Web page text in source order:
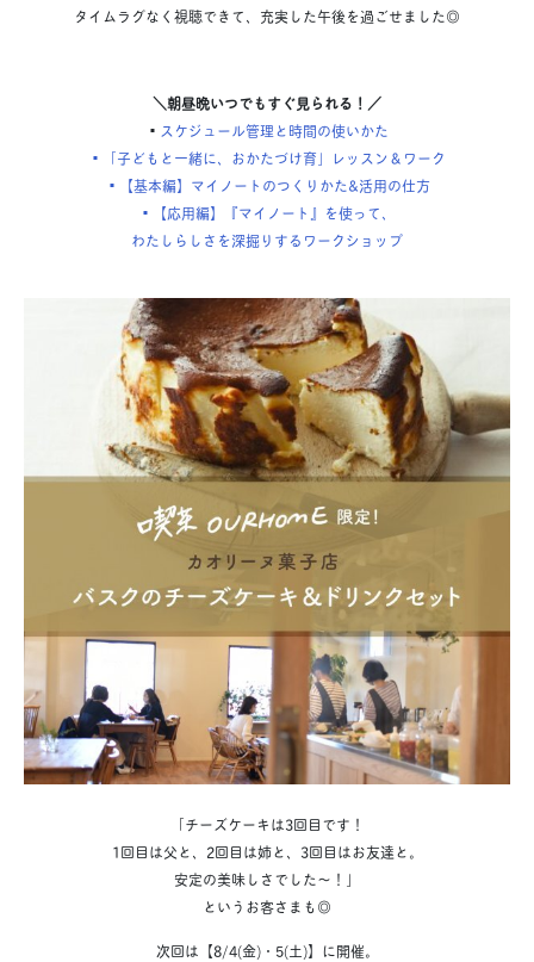
タイムラグなく視聴できて、充実した午後を過ごせました◎
＼朝昼晩いつでもすぐ見られる！／
▪︎ スケジュール管理と時間の使いかた
▪︎「子どもと一緒に、おかたづけ育」レッスン＆ワーク
▪︎【基本編】マイノートのつくりかた&活用の仕方
▪︎【応用編】『マイノート』を使って、
わたしらしさを深掘りするワークショップ
「チーズケーキは3回目です！
1回目は父と、2回目は姉と、3回目はお友達と。
安定の美味しさでした〜！」
というお客さまも◎
次回は【8/4(金)・5(土)】に開催。